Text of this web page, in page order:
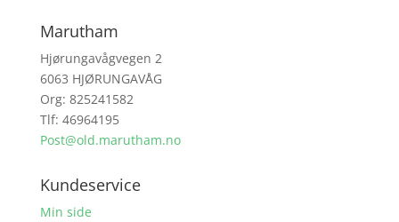
Marutham
Hjørungavågvegen 2
6063 HJØRUNGAVÅG
Org: 825241582
Tlf: 46964195
Post@old.marutham.no
Kundeservice
Min side